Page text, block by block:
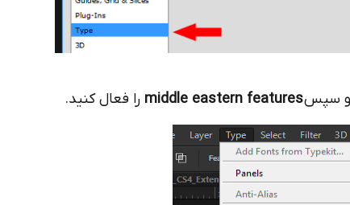
و سپسmiddle eastern features را فعال کنید.